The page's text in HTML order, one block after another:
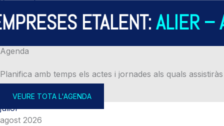
ETALENT:ALIER –
Agenda
Planifica amb temps els actes i jornades als quals assistiràs
VEURE TOTA L'AGENDA
juliol
agost 2026